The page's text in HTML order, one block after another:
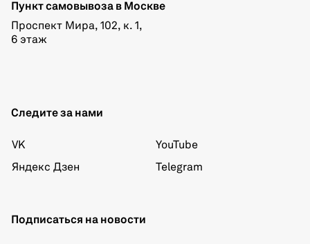
Пункт самовывоза в Москве
Проспект Мира, 102, к. 1,
6 этаж
Следите за нами
VK
Яндекс Дзен
YouTube
Telegram
Подписаться на новости